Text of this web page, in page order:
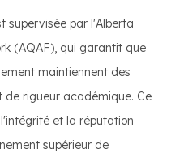
supervisée par l'Alberta
(AQAF), qui garantit que
maintiennent des
de rigueur académique. Ce
et la réputation
supérieur de